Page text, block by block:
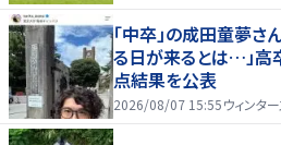
「中卒」の成田童夢
る日が来るとは…」高
点結果を公表
2026/08/07 15:55ウィンタ